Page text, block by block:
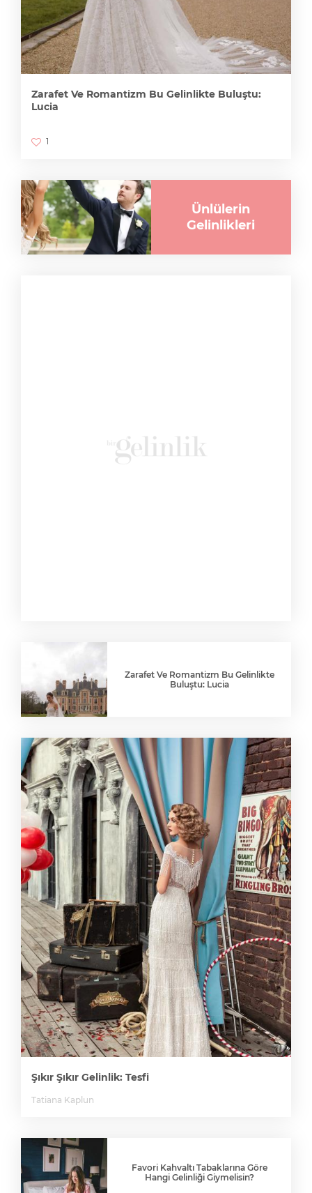
Zarafet Ve Romantizm Bu Gelinlikte Buluştu:
Lucia
1
Ünlülerin
Gelinlikleri
Zarafet Ve Romantizm Bu Gelinlikte
Buluştu: Lucia
Şıkır Şıkır Gelinlik: Tesfi
Tatiana Kaplun
Favori Kahvaltı Tabaklarına Göre
Hangi Gelinliği Giymelisin?